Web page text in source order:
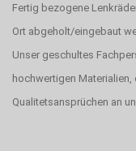
Fertig bezogene
Ort abgeholt/eingebaut
Unser geschultes
hochwertigen Materialien,
Qualitetsansprüchen an